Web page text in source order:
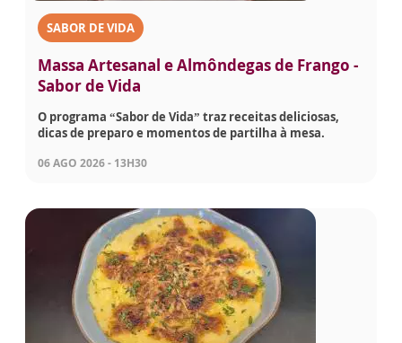
SABOR DE VIDA
Massa Artesanal e Almôndegas de Frango -
Sabor de Vida
O programa “Sabor de Vida” traz receitas deliciosas,
dicas de preparo e momentos de partilha à mesa.
06 AGO 2026 - 13H30